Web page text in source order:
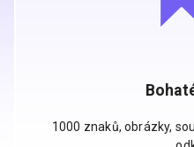
1000 znaků, obrázky,